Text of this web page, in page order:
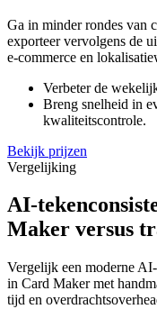
Ga in minder rondes van
exporteer vervolgens de
e-commerce en
Verbeter de
Breng snelheid in
kwaliteitscontrole.
Bekijk prijzen
Vergelijking
AI-
Maker versus
Vergelijk een moderne
in Card Maker met
tijd en